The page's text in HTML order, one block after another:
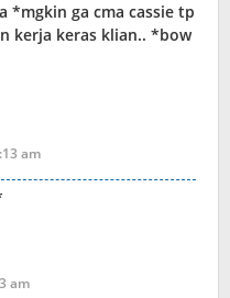
*mgkin ga cma cassie tp
kerja keras klian.. *bow
am
am